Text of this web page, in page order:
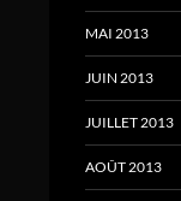
MAI 2013
JUIN 2013
JUILLET 2013
AOÛT 2013